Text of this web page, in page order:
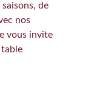
saisons, de
nos
vous invite
table